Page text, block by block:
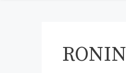
RONIN